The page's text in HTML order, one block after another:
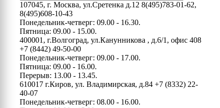
107045, г. Москва, ул.Сретенка д.12 8(495)783-01-62,
8(495)608-10-43
Понедельник-четверг: 09.00 - 16.30.
Пятница: 09.00 - 15.00.
400001, г.Волгоград, ул.Канунникова , д.6/1, офис 408
+7 (8442) 49-50-00
Понедельник-четверг: 09.00 - 17.00.
Пятница: 09.00 - 16.00.
Перерыв: 13.00 - 13.45.
610017 г.Киров, ул. Владимирская, д.84 +7 (8332) 22-
40-07
Понедельник-четверг: 08.00 - 16.00.